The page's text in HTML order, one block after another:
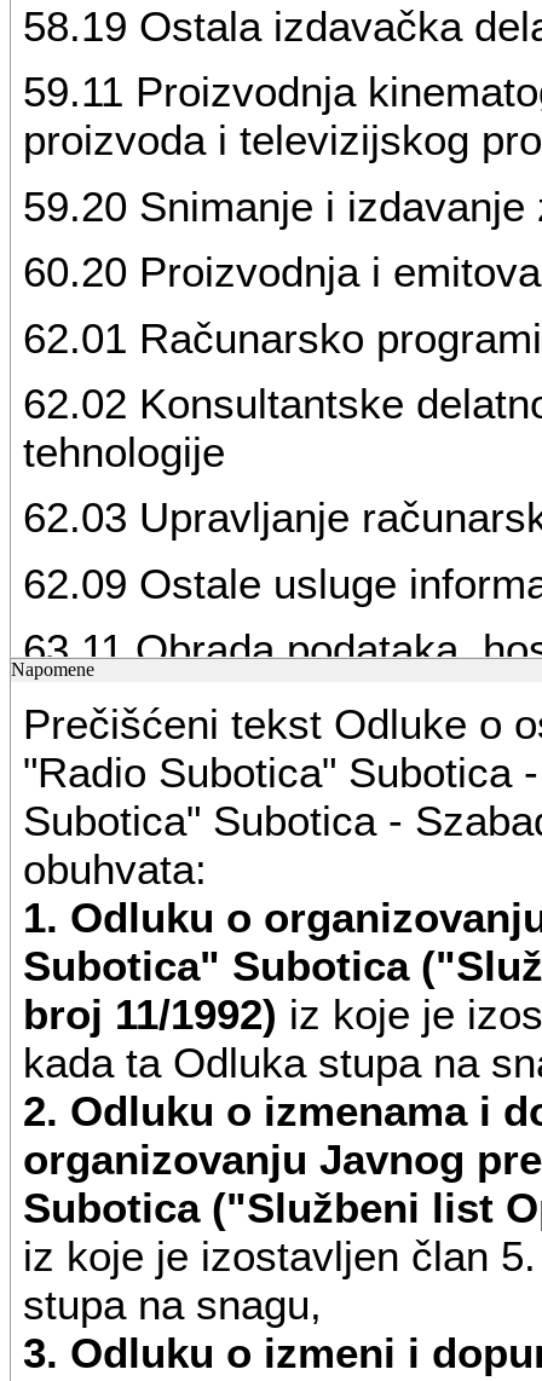
58.19 Ostala izdavačka
59.11 Proizvodnja
proizvoda i televizijskog
59.20 Snimanje i
60.20 Proizvodnja i
62.01 Računarsko
62.02 Konsultantske
tehnologije
62.03 Upravljanje
62.09 Ostale usluge
63.11 Obrada podataka,
63.12 Veb portali
63.99 Informacione
nepomenute
70.21 Delatnost
73.11 Delatnost reklamnih
73.12 Medijsko
73.20 Istraživanje tržišta i
74.30 Prevođenje i usluge
77.22 lznajmljivanje video-
79.90 Ostale usluge
njima
Napomene
Prečišćeni tekst Odluke o
"Radio Subotica" Subotica
Subotica" Subotica -
obuhvata:
1. Odluku o
Subotica" Subotica
broj 11/1992) iz koje je
kada ta Odluka stupa na
2. Odluku o izmenama i
organizovanju Javnog
Subotica ("Službeni list
iz koje je izostavljen član
stupa na snagu,
3. Odluku o izmeni i